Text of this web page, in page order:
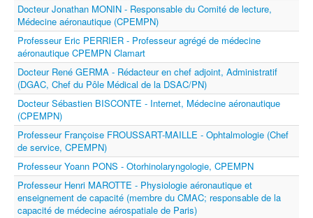
Docteur Jonathan MONIN - Responsable du Comité de lecture,
Médecine aéronautique (CPEMPN)
Professeur Eric PERRIER - Professeur agrégé de médecine
aéronautique CPEMPN Clamart
Docteur René GERMA - Rédacteur en chef adjoint, Administratif
(DGAC, Chef du Pôle Médical de la DSAC/PN)
Docteur Sébastien BISCONTE - Internet, Médecine aéronautique
(CPEMPN)
Professeur Françoise FROUSSART-MAILLE - Ophtalmologie (Chef
de service, CPEMPN)
Professeur Yoann PONS - Otorhinolaryngologie, CPEMPN
Professeur Henri MAROTTE - Physiologie aéronautique et
enseignement de capacité (membre du CMAC; responsable de la
capacité de médecine aérospatiale de Paris)